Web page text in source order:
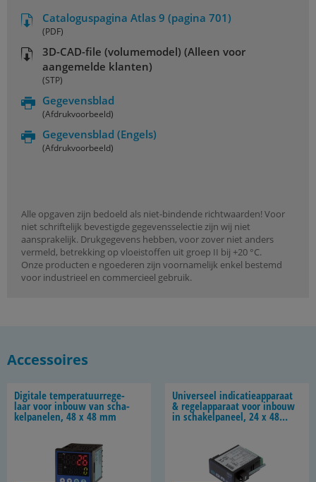
Cataloguspagina Atlas 9 (pagina 701)
(PDF)
3D-CAD-file (volumemodel) (Alleen voor
aangemelde klanten)
(STP)
Gegevensblad
(Afdrukvoorbeeld)
Gegevensblad (Engels)
(Afdrukvoorbeeld)
Alle opgaven zijn bedoeld als niet-bindende richtwaarden! Voor
niet schriftelijk bevestigde gegevensselectie zijn wij niet
aansprakelijk. Drukgegevens hebben, voor zover niet anders
vermeld, betrekking op vloeistoffen uit groep II bij +20 °C.
Onze producten e ngoederen zijn voornamelijk enkel bestemd
voor industrieel en commercieel gebruik.
Accessoires
Di­gi­ta­le tem­pe­ra­tuur­re­ge­
laar voor in­bouw van scha­
kel­pa­ne­len, 48 x 48 mm
Uni­ver­seel in­di­ca­tie­ap­pa­raat
& re­gel­ap­pa­raat voor in­bouw
in scha­kel­pa­neel, 24 x 48